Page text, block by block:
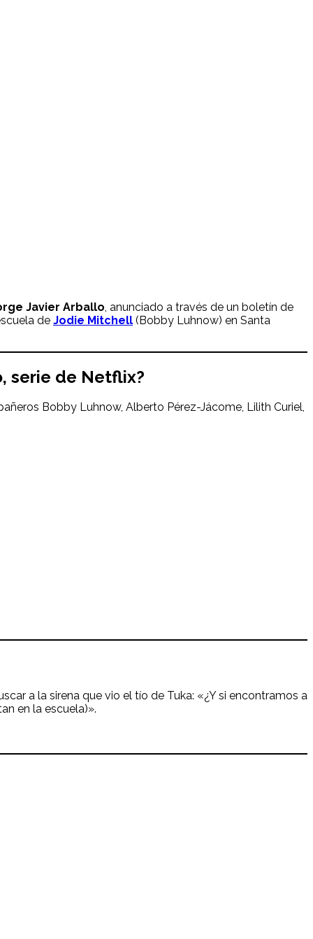
Javier Arballo , anunciado a través de un boletín de
de Jodie Mitchell (Bobby Luhnow) en Santa
, serie de Netflix?
Bobby Luhnow, Alberto Pérez-Jácome, Lilith Curiel,
a la sirena que vio el tío de Tuka: «¿Y si encontramos a
en la escuela)».